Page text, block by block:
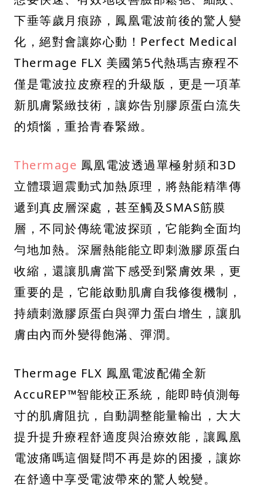
下垂等歲月痕跡，鳳凰電波前後的驚人變
化，絕對會讓妳心動！Perfect Medical
Thermage FLX 美國第5代熱瑪吉療程不
僅是電波拉皮療程的升級版，更是一項革
新肌膚緊緻技術，讓妳告別膠原蛋白流失
的煩惱，重拾青春緊緻。
Thermage 鳳凰電波透過單極射頻和3D
立體環迴震動式加熱原理，將熱能精準傳
遞到真皮層深處，甚至觸及SMAS筋膜
層，不同於傳統電波探頭，它能夠全面均
勻地加熱。深層熱能能立即刺激膠原蛋白
收縮，還讓肌膚當下感受到緊膚效果，更
重要的是，它能啟動肌膚自我修復機制，
持續刺激膠原蛋白與彈力蛋白增生，讓肌
膚由內而外變得飽滿、彈潤。
Thermage FLX 鳳凰電波配備全新
AccuREP™智能校正系統，能即時偵測每
寸的肌膚阻抗，自動調整能量輸出，大大
提升提升療程舒適度與治療效能，讓鳳凰
電波痛嗎這個疑問不再是妳的困擾，讓妳
在舒適中享受電波帶來的驚人蛻變。